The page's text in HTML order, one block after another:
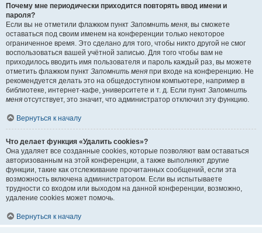
Почему мне периодически приходится повторять ввод имени и
пароля?
Если вы не отметили флажком пункт Запомнить меня, вы сможете
оставаться под своим именем на конференции только некоторое
ограниченное время. Это сделано для того, чтобы никто другой не смог
воспользоваться вашей учётной записью. Для того чтобы вам не
приходилось вводить имя пользователя и пароль каждый раз, вы можете
отметить флажком пункт Запомнить меня при входе на конференцию. Не
рекомендуется делать это на общедоступном компьютере, например в
библиотеке, интернет-кафе, университете и т. д. Если пункт Запомнить
меня отсутствует, это значит, что администратор отключил эту функцию.
Вернуться к началу
Что делает функция «Удалить cookies»?
Она удаляет все созданные cookies, которые позволяют вам оставаться
авторизованным на этой конференции, а также выполняют другие
функции, такие как отслеживание прочитанных сообщений, если эта
возможность включена администратором. Если вы испытываете
трудности со входом или выходом на данной конференции, возможно,
удаление cookies может помочь.
Вернуться к началу